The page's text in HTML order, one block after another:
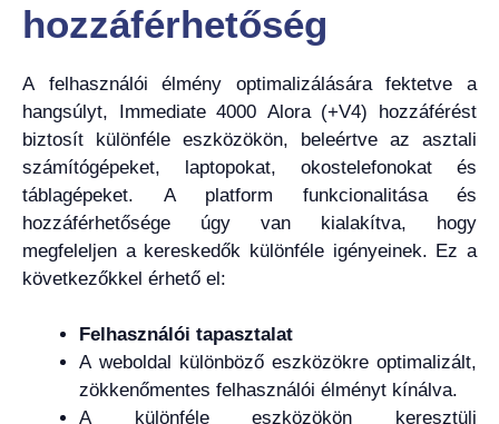
hozzáférhetőség
A felhasználói élmény optimalizálására fektetve a
hangsúlyt, Immediate 4000 Alora (+V4) hozzáférést
biztosít különféle eszközökön, beleértve az asztali
számítógépeket, laptopokat, okostelefonokat és
táblagépeket. A platform funkcionalitása és
hozzáférhetősége úgy van kialakítva, hogy
megfeleljen a kereskedők különféle igényeinek. Ez a
következőkkel érhető el:
Felhasználói tapasztalat
A weboldal különböző eszközökre optimalizált,
zökkenőmentes felhasználói élményt kínálva.
A különféle eszközökön keresztüli